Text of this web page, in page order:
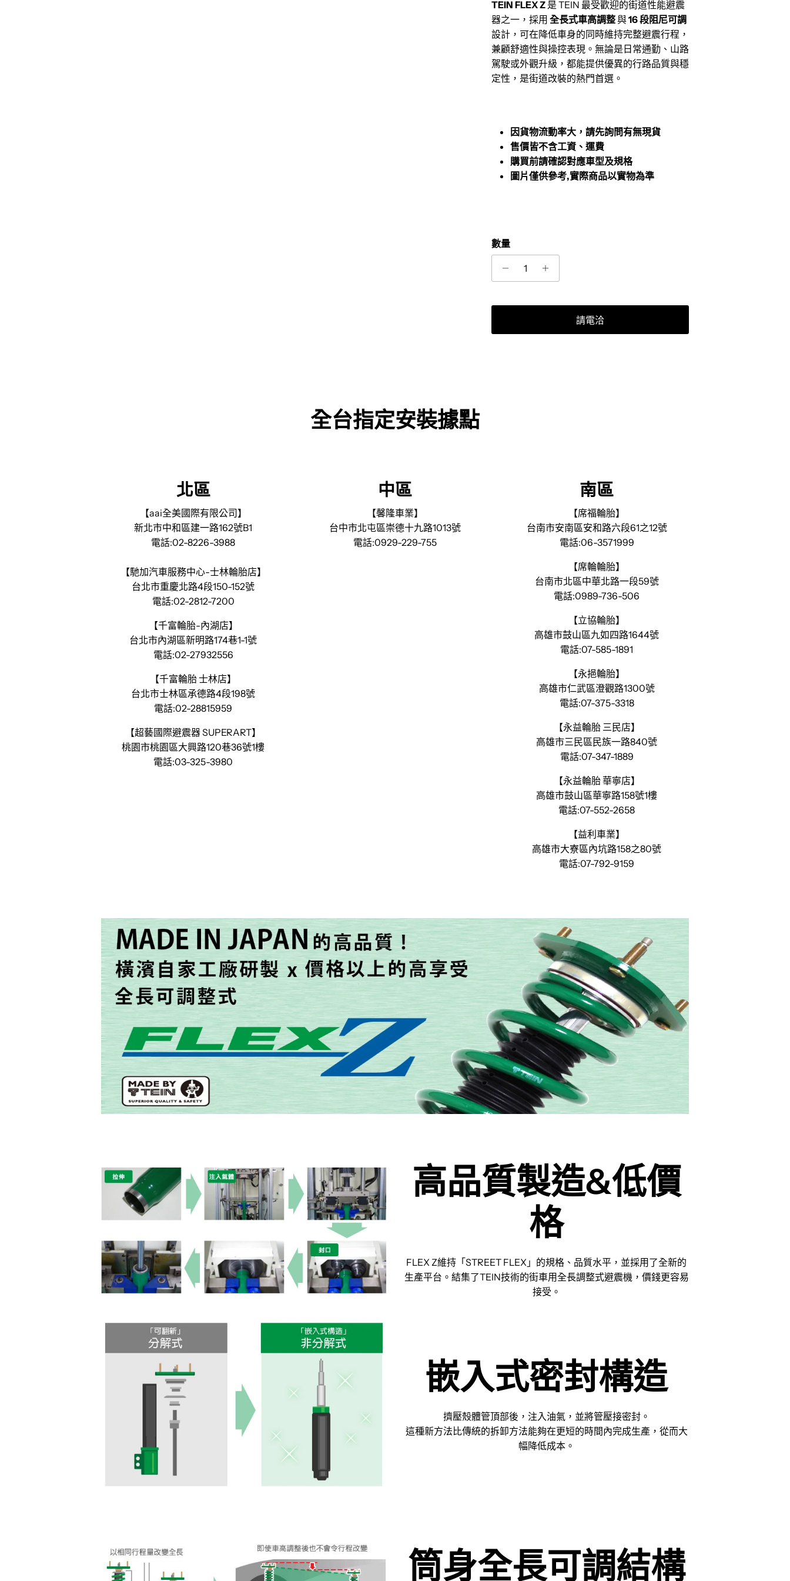
TEIN FLEX Z 是 TEIN 最受歡迎的街道性能避震
器之一，採用 全長式車高調整與16 段阻尼可調
設計，可在降低車身的同時維持完整避震行程，
兼顧舒適性與操控表現。無論是日常通勤、山路
駕駛或外觀升級，都能提供優異的行路品質與穩
定性，是街道改裝的熱門首選。
因貨物流動率大，請先詢問有無現貨
售價皆不含工資、運費
購買前請確認對應車型及規格
圖片僅供參考,實際商品以實物為準
數量
請電洽
全台指定安裝據點
北區
【aai全美國際有限公司】
新北市中和區建一路162號B1
電話:02-8226-3988
【馳加汽車服務中心-士林輪胎店】
台北市重慶北路4段150-152號
電話:02-2812-7200
【千富輪胎-內湖店】
台北市內湖區新明路174巷1-1號
電話:02-27932556
【千富輪胎 士林店】
台北市士林區承德路4段198號
電話:02-28815959
【超藝國際避震器 SUPERART】
桃園市桃園區大興路120巷36號1樓
電話:03-325-3980
中區
【馨隆車業】
台中市北屯區崇德十九路1013號
電話:0929-229-755
南區
【席福輪胎】
台南市安南區安和路六段61之12號
電話:06-3571999
【席輪輪胎】
台南市北區中華北路一段59號
電話:0989-736-506
【立協輪胎】
高雄市鼓山區九如四路1644號
電話:07-585-1891
【永挹輪胎】
高雄市仁武區澄觀路1300號
電話:07-375-3318
【永益輪胎 三民店】
高雄市三民區民族一路840號
電話:07-347-1889
【永益輪胎 華寧店】
高雄市鼓山區華寧路158號1樓
電話:07-552-2658
【益利車業】
高雄市大寮區內坑路158之80號
電話:07-792-9159
高品質製造&低價
格
FLEX Z維持「STREET FLEX」的規格、品質水平，並採用了全新的
生產平台。結集了TEIN技術的街車用全長調整式避震機，價錢更容易
接受。
嵌入式密封構造
擠壓殼體管頂部後，注入油氣，並將管壓接密封。
這種新方法比傳統的拆卸方法能夠在更短的時間內完成生產，從而大
幅降低成本。
筒身全長可調結構